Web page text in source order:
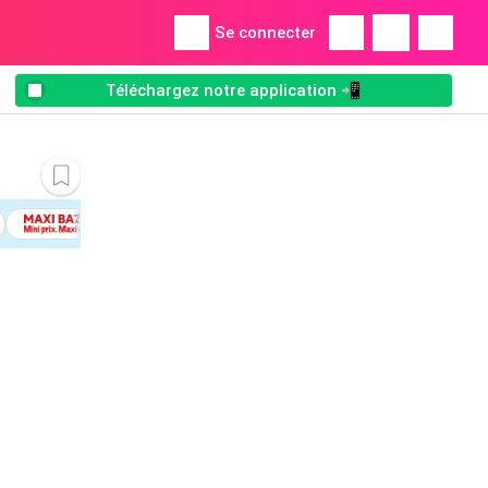
Se connecter
Téléchargez notre application 📲